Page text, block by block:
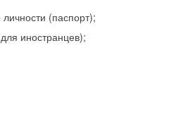
(паспорт);
иностранцев);